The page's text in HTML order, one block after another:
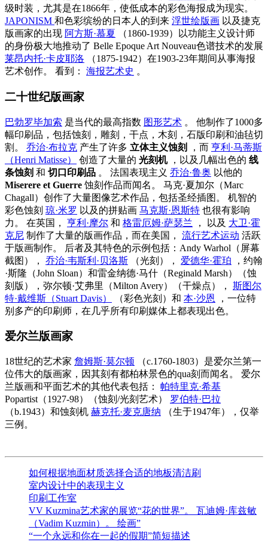
级时装，尤其是在1866年，使低成本的彩色海报成为现实。
JAPONISM 和色彩缤纷的日本人的到来 浮世绘版画 以及捷克
版画家的出现 阿方斯·慕夏 （1860-1939）以功能主义设计师
的身份极大地推动了 Belle Epoque Art Nouveau色谱技术的发展
莱昂内托·卡皮耶洛 （1875-1942）在1903-23年期间从事海报
艺术创作。 看到： 海报艺术史 。
二十世纪版画家
巴勃罗毕加索 是当代的最高指数 图形艺术 。 他制作了1000多
幅印刷品，包括蚀刻，雕刻，干点，木刻，石版印刷和油毡切
割。 乔治·布拉克 产生了许多 立体主义蚀刻 ，而 亨利·马蒂斯
（Henri Matisse）
创造了大量的 光刻机，以及几幅出色的 线
条蚀刻 和 切口印刷品 。 法国表现主义 乔治·鲁奥 以他的
Miserere et Guerre 蚀刻作品而闻名。 马克·夏加尔（Marc
Chagall）创作了大量图像艺术作品，包括圣经插图。 机智的
彩色蚀刻 琼·米罗 以及的拼贴画 马克斯·恩斯特 也很有影响
力。 在英国， 亨利·摩尔 和 格雷厄姆·萨瑟兰 ， 以及 大卫·霍
克尼 制作了大量的版画作品，而在美国， 流行艺术运动 活跃
于版画制作。 后者及其特色的示例包括：Andy Warhol（屏幕
截图）， 乔治·韦斯利·贝洛斯 （光刻）， 爱德华·霍珀 ，约翰
·斯隆（John Sloan）和雷金纳德·马什（Reginald Marsh）（蚀
刻版），弥尔顿·艾弗里（Milton Avery）（干燥点）， 斯图尔
特·戴维斯（Stuart Davis）
（彩色光刻）和 本·沙恩
，一位特
别多产的印刷师，在几乎所有印刷媒体上都表现出色。
爱尔兰版画家
18世纪的艺术家 詹姆斯·莫尔顿 （c.1760-1803）是爱尔兰第一
位伟大的版画家，因其刻有都柏林景色的qua刻而闻名。 爱尔
兰版画和平面艺术的其他代表包括： 帕特里克·希基
Popartist（1927-98）（蚀刻/光刻艺术） 罗伯特·巴拉
（b.1943）和蚀刻机 赫克托·麦克唐纳 （生于1947年），仅举
三例。
如何根据地面材质选择合适的地板清洁刷
室内设计中的表现主义
印刷工作室
VV Kuzmina艺术家的展览“花的世界”。 瓦迪姆·库兹敏
（Vadim Kuzmin）。 绘画”
“一个永远和你在一起的假期”简短描述